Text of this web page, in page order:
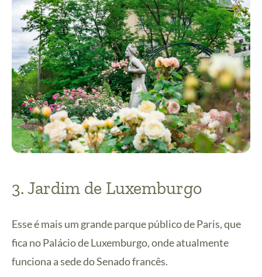
3. Jardim de Luxemburgo
Esse é mais um grande parque público de Paris, que
fica no Palácio de Luxemburgo, onde atualmente
funciona a sede do Senado francês.